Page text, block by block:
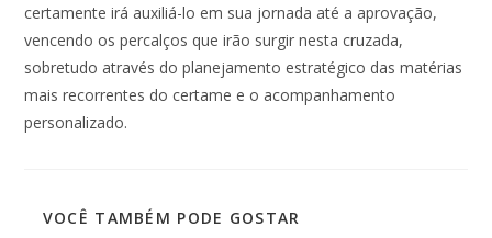
certamente irá auxiliá-lo em sua jornada até a aprovação,
vencendo os percalços que irão surgir nesta cruzada,
sobretudo através do planejamento estratégico das matérias
mais recorrentes do certame e o acompanhamento
personalizado.
VOCÊ TAMBÉM PODE GOSTAR